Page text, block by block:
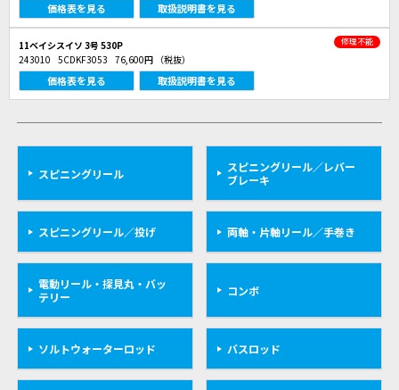
価格表を見る 取扱説明書を見る
11ベイシスイソ 3号 530P 修理不能
243010 5CDKF3053 76,600円 （税抜）
価格表を見る 取扱説明書を見る
スピニングリール
スピニングリール／レバー
ブレーキ
スピニングリール／投げ 両軸・片軸リール／手巻き
電動リール・探見丸・バッ
テリー
コンボ
ソルトウォーターロッド バスロッド